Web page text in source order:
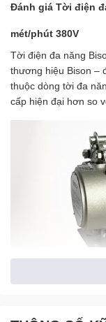
Đánh giá Tời điện
mét/phút 380V
Tời điện đa năng
thương hiệu Bison –
thuộc dòng tời đa
cấp hiện đại hơn so